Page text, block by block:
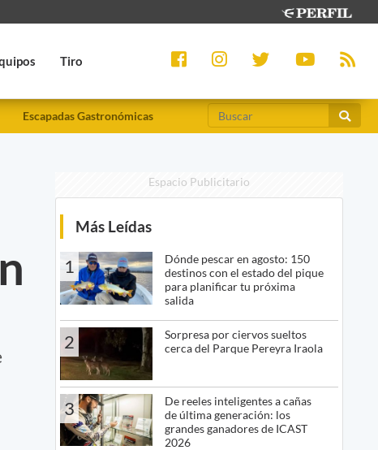
Tiro
Escapadas Gastronómicas
Espacio Publicitario
Más Leídas
1
Dónde pescar en agosto: 150
destinos con el estado del pique
para planificar tu próxima
salida
2
Sorpresa por ciervos sueltos
cerca del Parque Pereyra Iraola
3
De reeles inteligentes a cañas
de última generación: los
grandes ganadores de ICAST
2026